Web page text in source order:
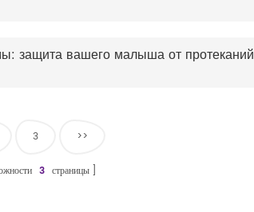
защита вашего малыша от протеканий
3 >>
3 страницы